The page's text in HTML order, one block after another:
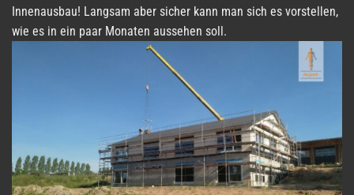
Innenausbau! Langsam aber sicher kann man sich es vorstellen,
wie es in ein paar Monaten aussehen soll.